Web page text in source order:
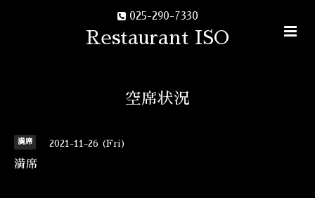
025-290-7330
Restaurant ISO
空席状況
満席 2021-11-26 (Fri)
満席